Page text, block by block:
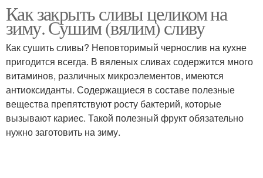
сливы
Конфитюр из слив
Слив в собственном
соку
Как закрыть сливы целиком на
зиму. Сушим (вялим) сливу
Как сушить сливы? Неповторимый чернослив на кухне
пригодится всегда. В вяленых сливах содержится много
витаминов, различных микроэлементов, имеются
антиоксиданты. Содержащиеся в составе полезные
вещества препятствуют росту бактерий, которые
вызывают кариес. Такой полезный фрукт обязательно
нужно заготовить на зиму.